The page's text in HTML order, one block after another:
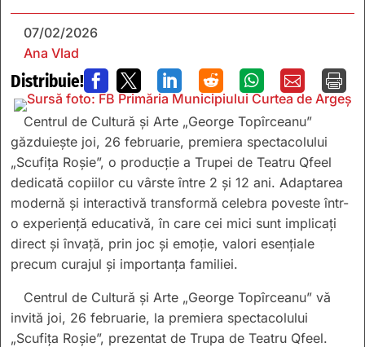
07/02/2026
Ana Vlad
Distribuie!       
Centrul de Cultură și Arte „George Topîrceanu”
găzduiește joi, 26 februarie, premiera spectacolului
„Scufița Roșie”, o producție a Trupei de Teatru Qfeel
dedicată copiilor cu vârste între 2 și 12 ani. Adaptarea
modernă și interactivă transformă celebra poveste într-
o experiență educativă, în care cei mici sunt implicați
direct și învață, prin joc și emoție, valori esențiale
precum curajul și importanța familiei.
Centrul de Cultură și Arte „George Topîrceanu” vă
invită joi, 26 februarie, la premiera spectacolului
„Scufița Roșie”, prezentat de Trupa de Teatru Qfeel.